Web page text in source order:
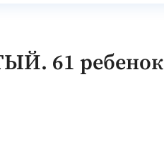
61 ребенок